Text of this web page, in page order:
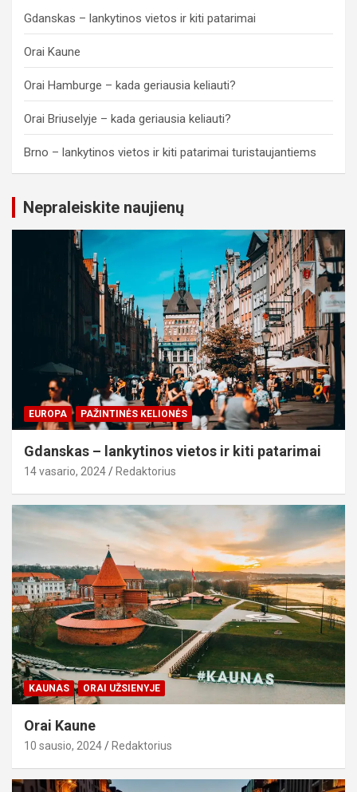
Gdanskas – lankytinos vietos ir kiti patarimai
Orai Kaune
Orai Hamburge – kada geriausia keliauti?
Orai Briuselyje – kada geriausia keliauti?
Brno – lankytinos vietos ir kiti patarimai turistaujantiems
Nepraleiskite naujienų
EUROPA PAŽINTINĖS KELIONĖS
Gdanskas – lankytinos vietos ir kiti patarimai
14 vasario, 2024 Redaktorius
KAUNAS ORAI UŽSIENYJE
Orai Kaune
10 sausio, 2024 Redaktorius